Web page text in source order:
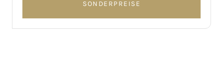
SONDERPREISE